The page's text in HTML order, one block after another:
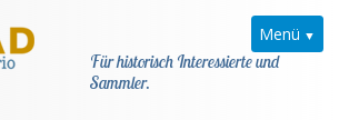
Für historisch Interessierte und
Sammler.
Menü